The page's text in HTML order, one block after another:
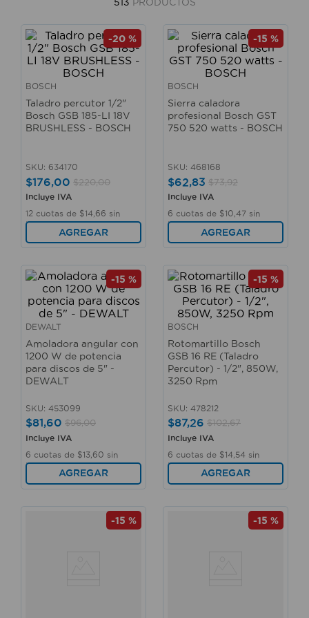
-20 %
BOSCH
Taladro percutor 1/2"
Bosch GSB 185-LI 18V
BRUSHLESS - BOSCH
SKU: 634170
$176,00 $220,00
Incluye IVA
12 cuotas de $14 66 sin
interés
AGREGAR
-15 %
BOSCH
Sierra caladora
profesional Bosch GST
750 520 watts - BOSCH
SKU: 468168
$62,83 $73,92
Incluye IVA
6 cuotas de $10 47 sin
interés
AGREGAR
-15 %
DEWALT
Amoladora angular con
1200 W de potencia
para discos de 5" -
DEWALT
SKU: 453099
$81,60 $96,00
Incluye IVA
6 cuotas de $13 60 sin
interés
AGREGAR
-15 %
BOSCH
Rotomartillo Bosch
GSB 16 RE (Taladro
Percutor) - 1/2", 850W,
3250 Rpm
SKU: 478212
$87,26 $102,67
Incluye IVA
6 cuotas de $14 54 sin
interés
AGREGAR
-15 % -15 %